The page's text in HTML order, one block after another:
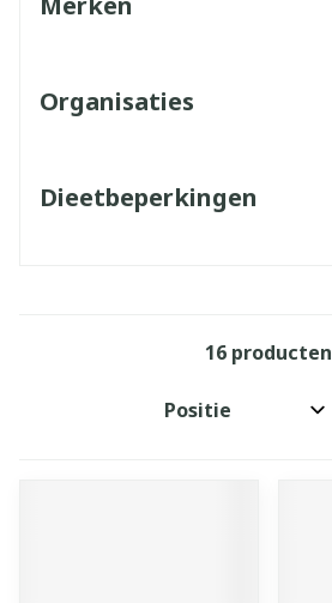
Organisaties
Dieetbeperkingen
16 producten
Sorteer op: